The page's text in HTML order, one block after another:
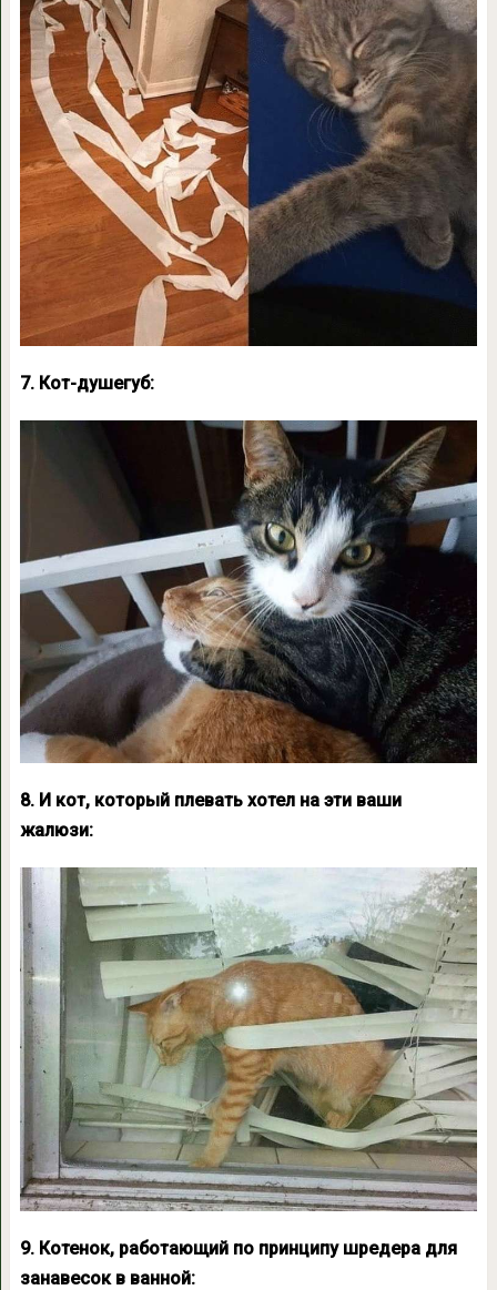
7. Кот-душегуб:
8. И кот, который плевать хотел на эти ваши
жалюзи:
9. Котенок, работающий по принципу шредера для
занавесок в ванной: